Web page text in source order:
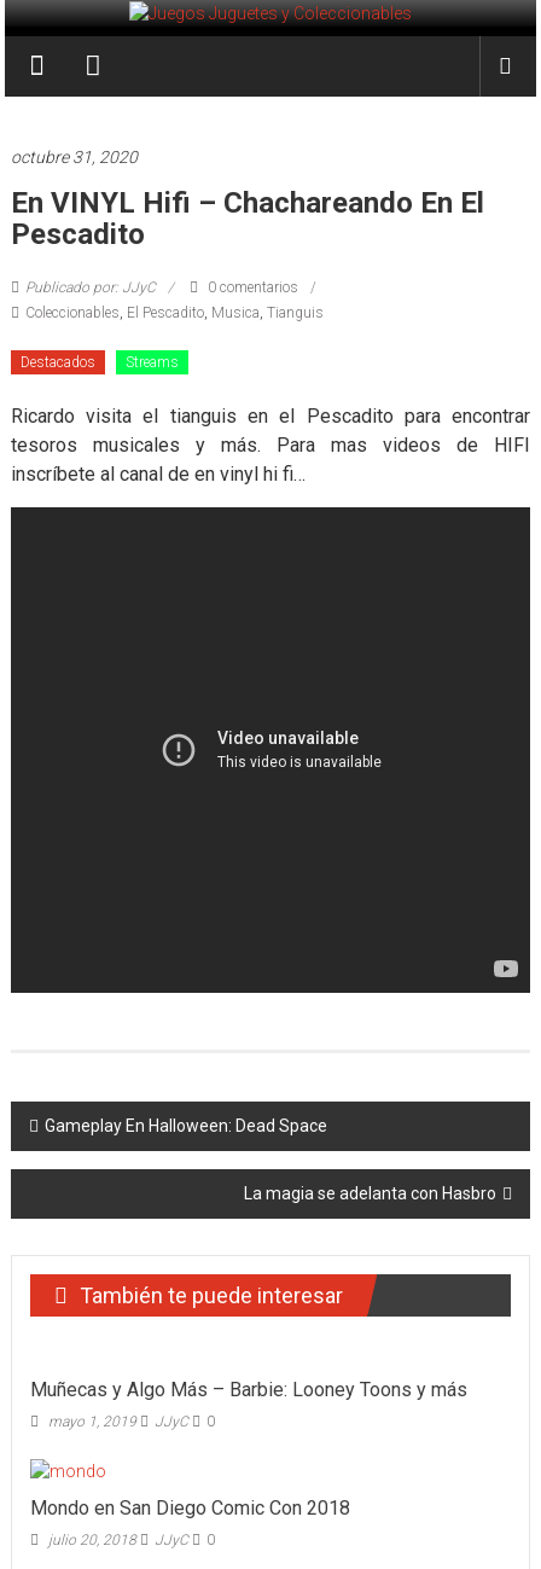
Saltar
al
contenido
Juegos
Juguetes
y
Coleccionables
Noticias
entretenimiento
para
coleccionistas.
octubre 31, 2020
En VINYL Hifi – Chachareando En El
Pescadito
Publicado por: JJyC
0 comentarios
Coleccionables El Pescadito, Musica Tianguis
Destacados Streams
Ricardo visita el tianguis en el Pescadito para encontrar
tesoros musicales y más. Para mas videos de HIFI
inscríbete al canal de en vinyl hi fi…
Navegación
de
entradas
Gameplay En Halloween: Dead Space
La magia se adelanta con Hasbro
También te puede interesar
Muñecas y Algo Más – Barbie: Looney Toons y más
mayo 1, 2019 JJyC 0
Mondo en San Diego Comic Con 2018
julio 20, 2018 JJyC 0